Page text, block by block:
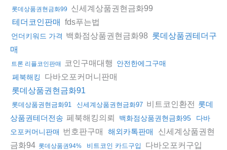
롯데상품권현금화99 신세계상품권현금화99
테더코인판매 fds푸는법
언더키워드 가격 백화점상품권현금화98 롯데상품권테더구
매
트론 리플코인판매 코인구매대행
안전한에그구매
페북해킹
다바오포커머니판매
롯데상품권현금화91
롯데상품권현금화91 신세계상품권현금화97 비트코인환전 롯데
상품권테더전송 페북해킹의뢰 백화점상품권현금화95
다바
오포커머니판매
번호판구매 해외카톡판매
신세계상품권현
금화94 롯데상품권94% 비트코인 카드구입 다바오포커구입